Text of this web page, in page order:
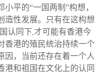
平的“一国两制”构想，
造性发展。只有在这构想
认同下,才可能有香港今
香港的殖民统治持续一个
因，当前还存在着一个人
港和祖国在文化上的认同